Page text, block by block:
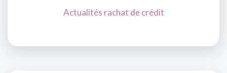
Actualités rachat de crédit